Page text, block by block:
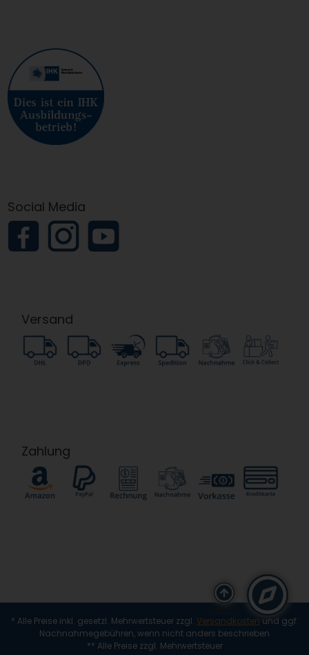
Social Media
Versand
Zahlung
* Alle Preise inkl. gesetzl. Mehrwertsteuer zzgl. Versandkosten und ggf.
Nachnahmegebühren, wenn nicht anders beschrieben
** Alle Preise zzgl. Mehrwertsteuer